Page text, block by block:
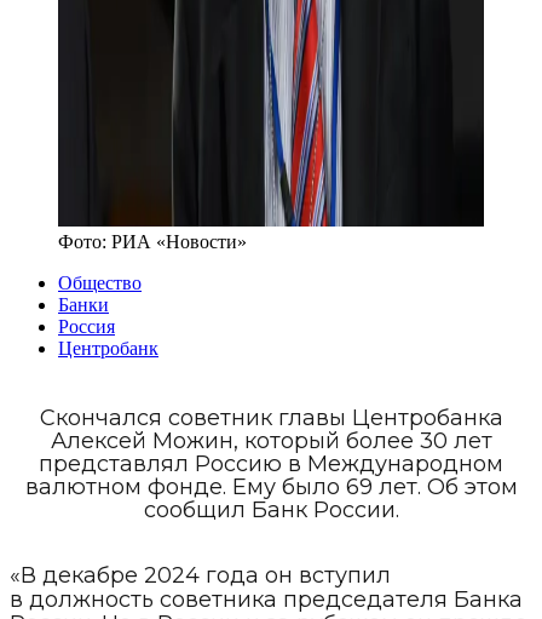
Фото: РИА «Новости»
Общество
Банки
Россия
Центробанк
Скончался советник главы Центробанка
Алексей Можин, который более 30 лет
представлял Россию в Международном
валютном фонде. Ему было 69 лет. Об этом
сообщил Банк России.
«В декабре 2024 года он вступил
в должность советника председателя Банка